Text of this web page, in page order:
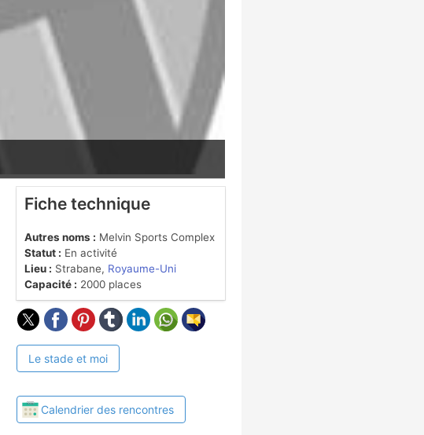
Fiche technique
Autres noms : Melvin Sports Complex
Statut : En activité
Lieu : Strabane, Royaume-Uni
Capacité : 2000 places
Le stade et moi
Calendrier des rencontres